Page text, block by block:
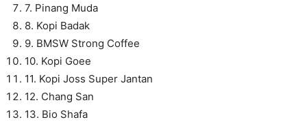
7. Pinang Muda
8. Kopi Badak
9. BMSW Strong Coffee
10. Kopi Goee
11. Kopi Joss Super Jantan
12. Chang San
​​​​​​​13. Bio Shafa